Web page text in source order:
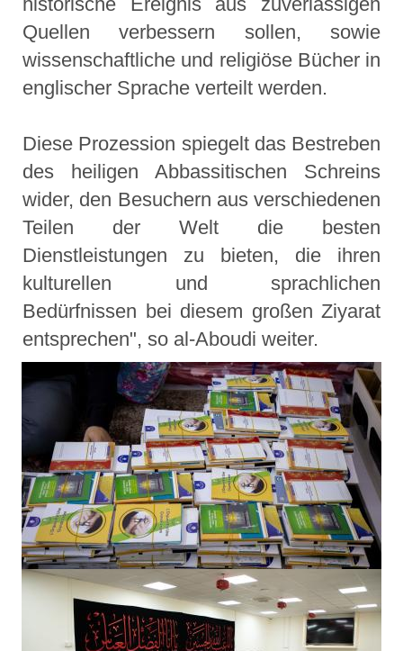
Quellen verbessern sollen, sowie
wissenschaftliche und religiöse Bücher in
englischer Sprache verteilt werden.
Diese Prozession spiegelt das Bestreben
des heiligen Abbassitischen Schreins
wider, den Besuchern aus verschiedenen
Teilen der Welt die besten
Dienstleistungen zu bieten, die ihren
kulturellen und sprachlichen
Bedürfnissen bei diesem großen Ziyarat
entsprechen", so al-Aboudi weiter.